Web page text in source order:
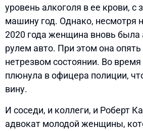
уровень алкоголя в ее крови, с
машину год. Однако, несмотря
2020 года женщина вновь была
рулем авто. При этом она опять
нетрезвом состоянии. Во
плюнула в офицера полиции,
вину.
И соседи, и коллеги, и Роберт
адвокат молодой женщины,